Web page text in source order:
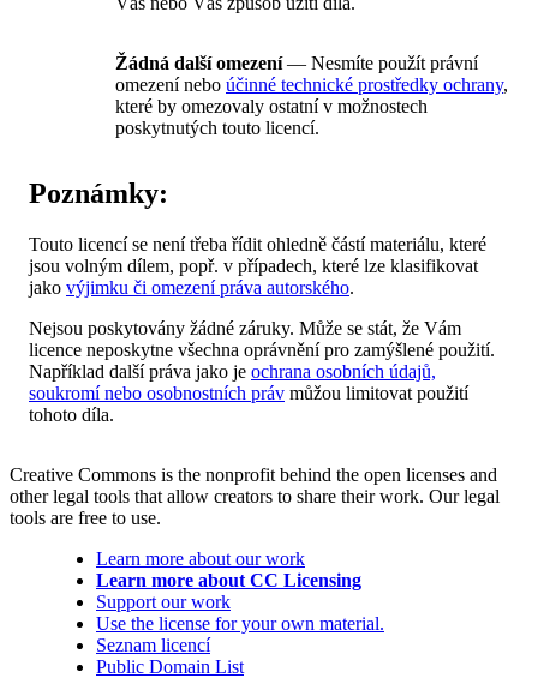
Žádná další omezení— Nesmíte použít právní
omezení nebo účinné technické prostředky ochrany,
které by omezovaly ostatní v možnostech
poskytnutých touto licencí.
Poznámky:
Touto licencí se není třeba řídit ohledně částí materiálu, které
jsou volným dílem, popř. v případech, které lze klasifikovat
jako výjimku či omezení práva autorského.
Nejsou poskytovány žádné záruky. Může se stát, že Vám
licence neposkytne všechna oprávnění pro zamýšlené použití.
Například další práva jako je ochrana osobních údajů,
soukromí nebo osobnostních práv můžou limitovat použití
tohoto díla.
Creative Commons is the nonprofit behind the open licenses and
other legal tools that allow creators to share their work. Our legal
tools are free to use.
Learn more about our work
Learn more about CC Licensing
Support our work
Use the license for your own material.
Seznam licencí
Public Domain List